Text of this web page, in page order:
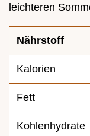
leichteren
Nährstoff
Kalorien
Fett
Kohlenhydrate